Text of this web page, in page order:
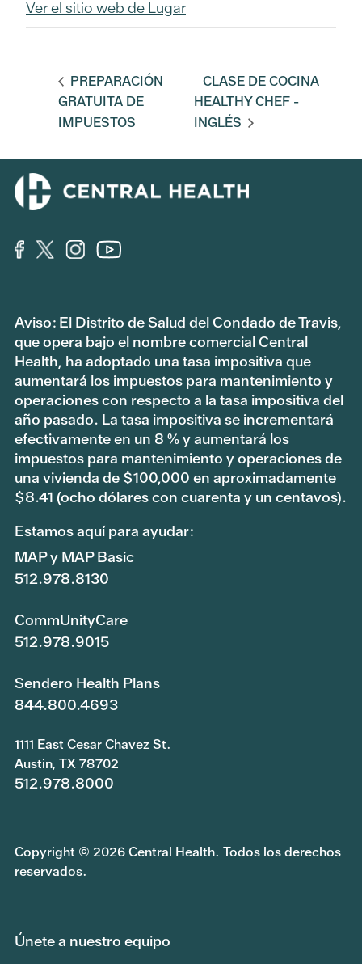
Ver el sitio web de Lugar
PREPARACIÓN
GRATUITA DE
IMPUESTOS
CLASE DE COCINA
HEALTHY CHEF -
INGLÉS
Aviso: El Distrito de Salud del Condado de Travis,
que opera bajo el nombre comercial Central
Health, ha adoptado una tasa impositiva que
aumentará los impuestos para mantenimiento y
operaciones con respecto a la tasa impositiva del
año pasado. La tasa impositiva se incrementará
efectivamente en un 8 % y aumentará los
impuestos para mantenimiento y operaciones de
una vivienda de $100,000 en aproximadamente
$8.41 (ocho dólares con cuarenta y un centavos).
Estamos aquí para ayudar:
MAP y MAP Basic
512.978.8130
CommUnityCare
512.978.9015
Sendero Health Plans
844.800.4693
1111 East Cesar Chavez St.
Austin, TX 78702
512.978.8000
Copyright © 2026 Central Health. Todos los derechos
reservados.
Únete a nuestro equipo